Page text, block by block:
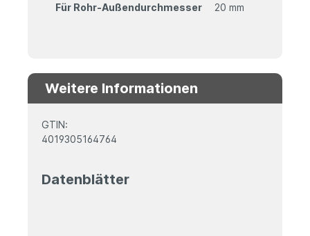
Für Rohr-Außendurchmesser
20 mm
Weitere Informationen
GTIN:
4019305164764
Datenblätter